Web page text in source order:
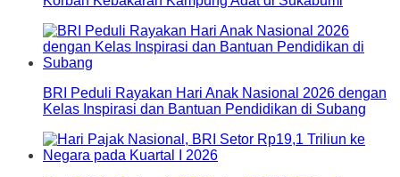
BRI Peduli Rayakan Hari Anak Nasional 2026 dengan
Kelas Inspirasi dan Bantuan Pendidikan di Subang